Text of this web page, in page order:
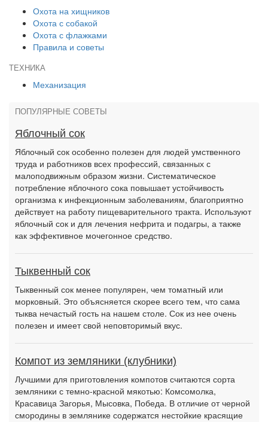
Охота на хищников
Охота с собакой
Охота с флажками
Правила и советы
ТЕХНИКА
Механизация
ПОПУЛЯРНЫЕ СОВЕТЫ
Яблочный сок
Яблочный сок особенно полезен для людей умственного
труда и работников всех профессий, связанных с
малоподвижным образом жизни. Систематическое
потребление яблочного сока повышает устойчивость
организма к инфекционным заболеваниям, благоприятно
действует на работу пищеварительного тракта. Используют
яблочный сок и для лечения нефрита и подагры, а также
как эффективное мочегонное средство.
Тыквенный сок
Тыквенный сок менее популярен, чем томатный или
морковный. Это объясняется скорее всего тем, что сама
тыква нечастый гость на нашем столе. Сок из нее очень
полезен и имеет свой неповторимый вкус.
Компот из земляники (клубники)
Лучшими для приготовления компотов считаются сорта
земляники с темно-красной мякотью: Комсомолка,
Красавица Загорья, Мысовка, Победа. В отличие от черной
смородины в землянике содержатся нестойкие красящие